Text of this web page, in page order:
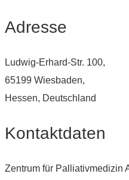
Adresse
Ludwig-Erhard-Str. 100,
65199 Wiesbaden,
Hessen, Deutschland
Kontaktdaten
Zentrum für Palliativmedizin